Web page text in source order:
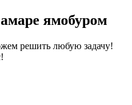
ямобуром
решить любую задачу!